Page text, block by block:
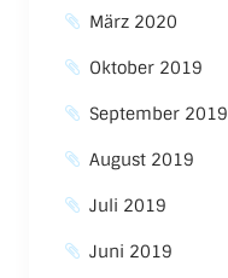
März 2020
Oktober 2019
September 2019
August 2019
Juli 2019
Juni 2019